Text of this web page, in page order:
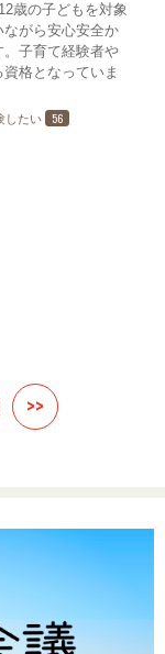
歳の子どもを対象
がら安心安全か
子育て経験者や
格となっていま
したい 56
>>